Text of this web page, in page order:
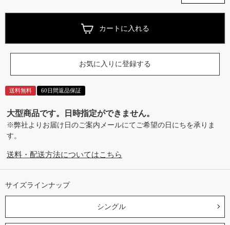
カートに入れる
お気に入りに登録する
送料無料 60日間返品保証
大型商品です。日時指定ができません。
※弊社よりお届け日のご案内メールにてご希望の日にちを承りま
す。
送料・配送方法についてはこちら
サイズラインナップ
シングル